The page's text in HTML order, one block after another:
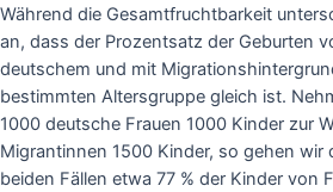
Während die Gesamtfruchtbarkeit
an, dass der Prozentsatz der Geburten
deutschem und mit
bestimmten Altersgruppe gleich ist.
1000 deutsche Frauen 1000 Kinder zur
Migrantinnen 1500 Kinder, so gehen wir
beiden Fällen etwa 77 % der Kinder von